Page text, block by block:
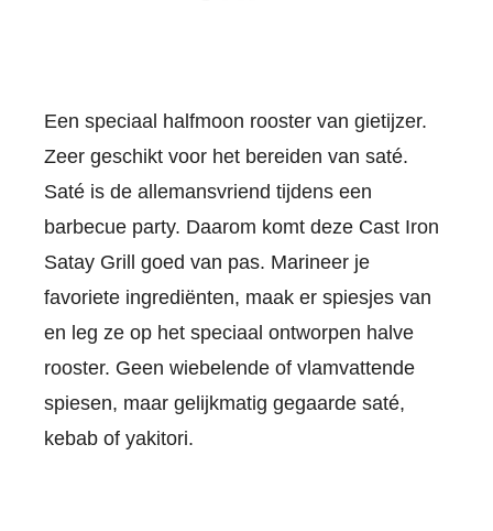
Een speciaal halfmoon rooster van gietijzer.
Zeer geschikt voor het bereiden van saté.
Saté is de allemansvriend tijdens een
barbecue party. Daarom komt deze Cast Iron
Satay Grill goed van pas. Marineer je
favoriete ingrediënten, maak er spiesjes van
en leg ze op het speciaal ontworpen halve
rooster. Geen wiebelende of vlamvattende
spiesen, maar gelijkmatig gegaarde saté,
kebab of yakitori.